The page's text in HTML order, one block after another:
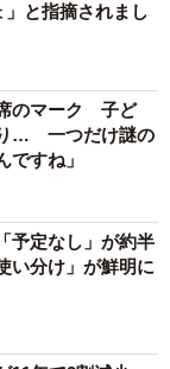
と指摘されまし
のマーク 子ど
り… 一つだけ謎の
ですね」
予定なし」が約半
分け」が鮮明に